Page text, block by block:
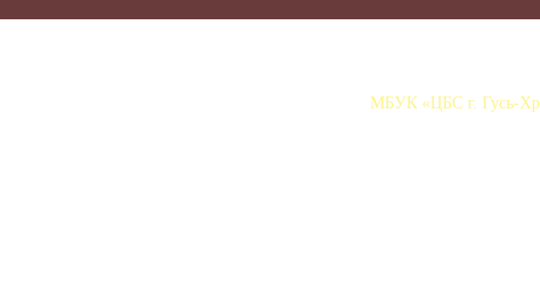
МБУК «ЦБС г. Гусь-